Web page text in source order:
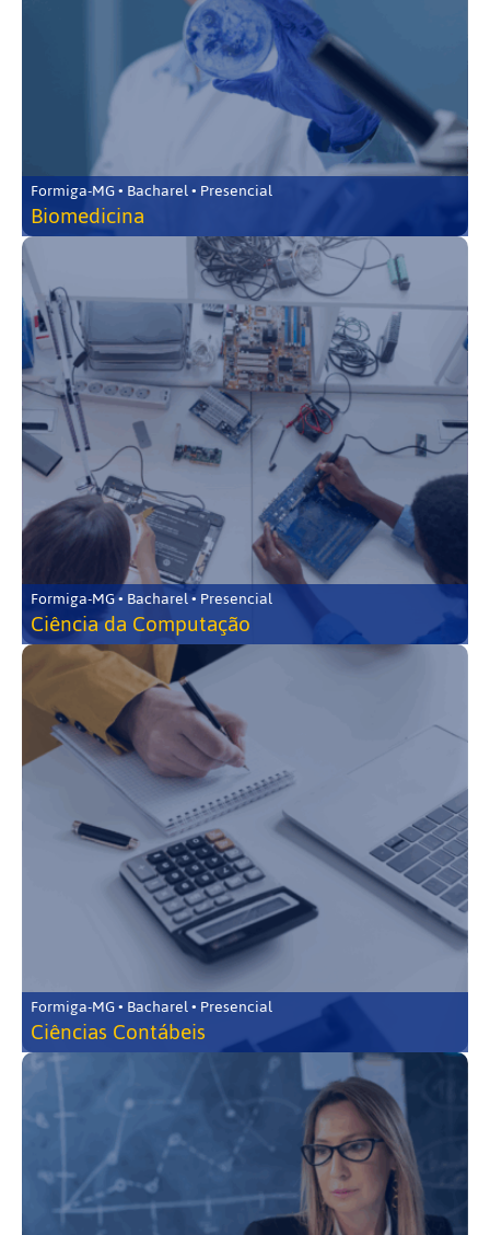
Formiga-MG • Bacharel • Presencial
Biomedicina
Formiga-MG • Bacharel • Presencial
Ciência da Computação
Formiga-MG • Bacharel • Presencial
Ciências Contábeis